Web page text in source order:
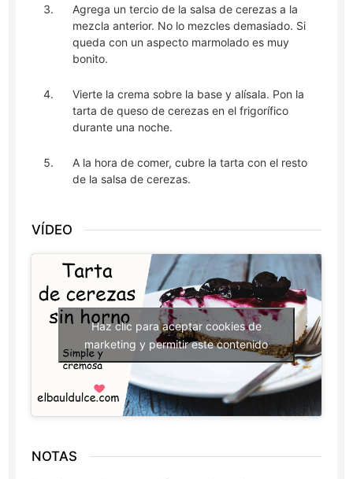
Agrega un tercio de la salsa de cerezas a la
mezcla anterior. No lo mezcles demasiado. Si
queda con un aspecto marmolado es muy
bonito.
Vierte la crema sobre la base y alísala. Pon la
tarta de queso de cerezas en el frigorífico
durante una noche.
A la hora de comer, cubre la tarta con el resto
de la salsa de cerezas.
VÍDEO
Haz clic para aceptar cookies de
marketing y permitir este contenido
NOTAS